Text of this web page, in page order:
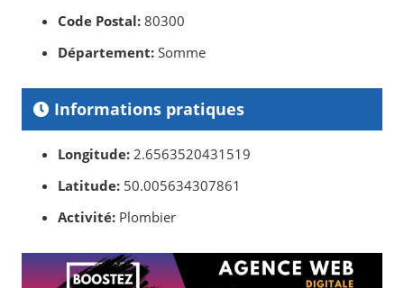
Code Postal: 80300
Département: Somme
Informations pratiques
Longitude: 2.6563520431519
Latitude: 50.005634307861
Activité: Plombier